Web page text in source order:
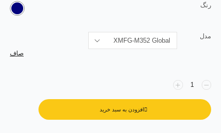
رنگ
مدل
صاف
افزودن به سبد خرید